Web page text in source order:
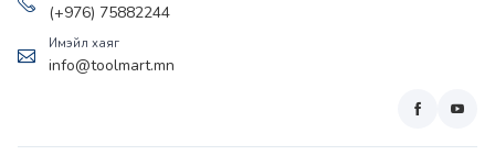
(+976) 75882244
Имэйл хаяг
info@toolmart.mn